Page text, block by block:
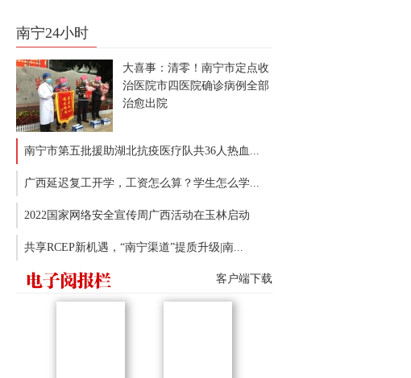
南宁24小时
大喜事：清零！南宁市定点收
治医院市四医院确诊病例全部
治愈出院
南宁市第五批援助湖北抗疫医疗队共36人热血...
广西延迟复工开学，工资怎么算？学生怎么学...
2022国家网络安全宣传周广西活动在玉林启动
共享RCEP新机遇，“南宁渠道”提质升级|南...
客户端下载